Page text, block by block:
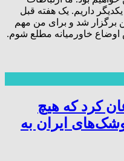
داریم. یک هفته قبل
برگزار شد و برای من مهم
خاورمیانه مطلع شوم.
کرد که هیچ
ایران به